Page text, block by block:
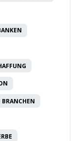
BRANCHEN